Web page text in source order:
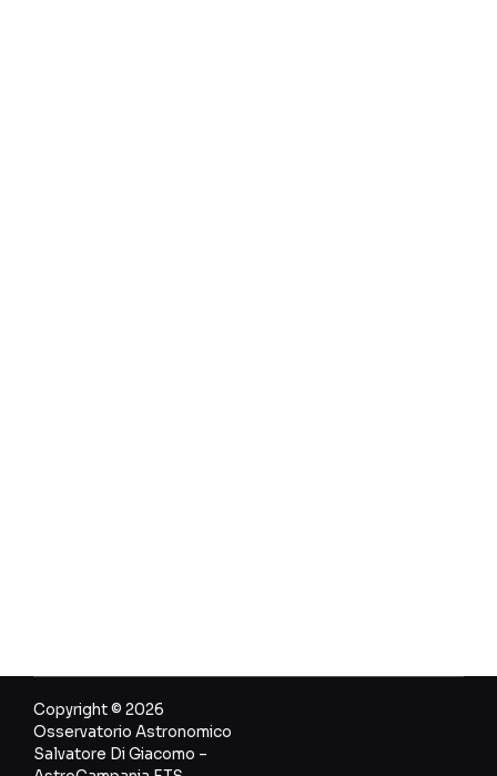
Copyright © 2026
Osservatorio Astronomico
Salvatore Di Giacomo –